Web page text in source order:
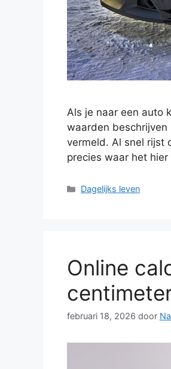
Als je naar een auto
waarden
vermeld. Al snel rijst
precies waar het
Categorieën
Dagelijks leven
Online
februari 18, 2026 door